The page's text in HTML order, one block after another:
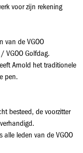
voor zijn rekening
van de VGOO
VGOO Golfdag.
Arnold het traditionele
pen.
besteed, de voorzitter
alle leden van de VGOO